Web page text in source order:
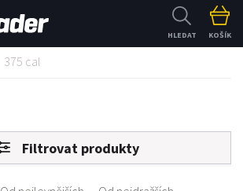
HLEDAT KOŠÍK
375 cal
Filtrovat produkty